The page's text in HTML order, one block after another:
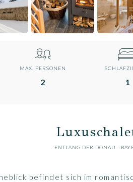
MAX. PERSONEN
2 1
ENTLANG DER DONAU -
befindet sich im